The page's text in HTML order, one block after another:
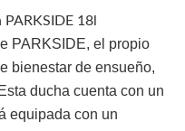
18l
PARKSIDE, el propio
bienestar de ensueño,
ducha cuenta con un
equipada con un